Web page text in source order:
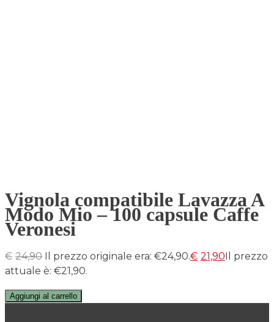
Vignola compatibile Lavazza A
Modo Mio – 100 capsule Caffe
Veronesi
€ 24,90 Il prezzo originale era: €24,90.€ 21,90Il prezzo
attuale è: €21,90.
Aggiungi al carrello